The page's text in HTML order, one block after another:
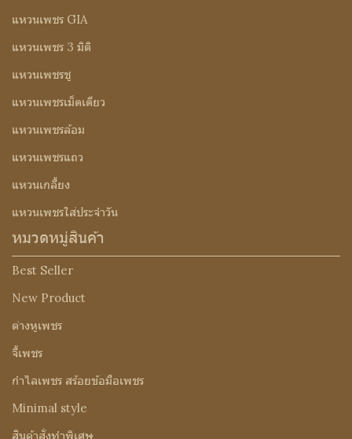
แหวนเพชร GIA
แหวนเพชร 3 มิติ
แหวนเพชรชู
แหวนเพชรเม็ดเดียว
แหวนเพชรล้อม
แหวนเพชรแถว
แหวนเกลี้ยง
แหวนเพชรใส่ประจำวัน
หมวดหมู่สินค้า
Best Seller
New Product
ต่างหูเพชร
จี้เพชร
กำไลเพชร สร้อยข้อมือเพชร
Minimal style
สินค้าสั่งทำพิเศษ